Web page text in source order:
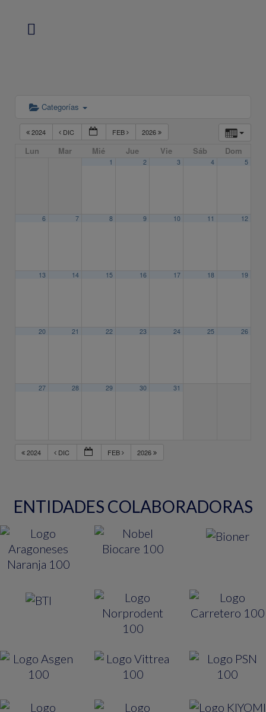
Categorías
2024 DIC FEB 2026
Lun Mar Mié Jue Vie Sáb Dom
1 2 3 4 5
6 7 8 9 10 11 12
13 14 15 16 17 18 19
20 21 22 23 24 25 26
27 28 29 30 31
2024 DIC FEB 2026
ENTIDADES COLABORADORAS